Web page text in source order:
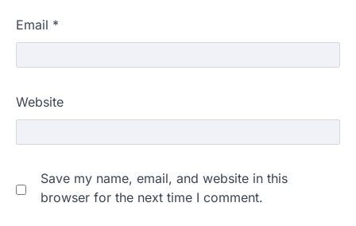
Email *
Website
Save my name, email, and website in this
browser for the next time I comment.